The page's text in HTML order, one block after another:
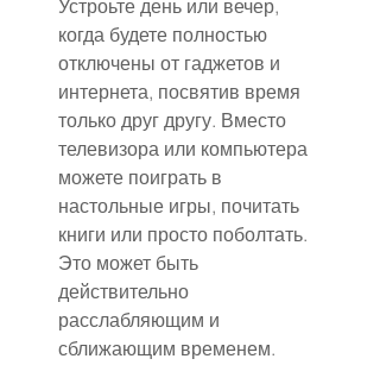
Устроьте день или вечер,
когда будете полностью
отключены от гаджетов и
интернета, посвятив время
только друг другу. Вместо
телевизора или компьютера
можете поиграть в
настольные игры, почитать
книги или просто поболтать.
Это может быть
действительно
расслабляющим и
сближающим временем.